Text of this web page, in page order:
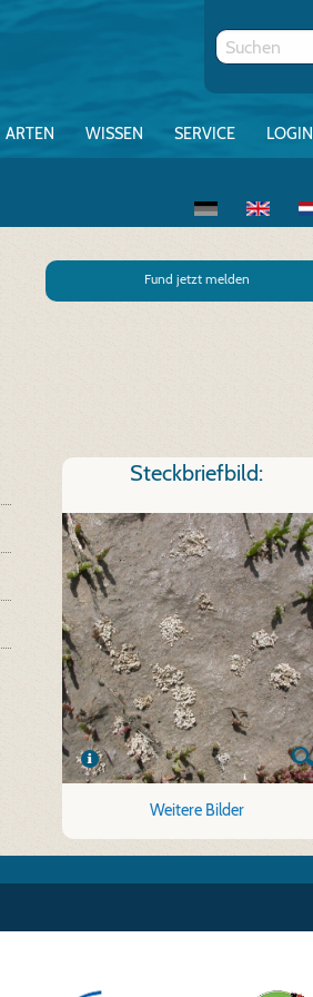
ARTEN WISSEN SERVICE LOGIN
Fund jetzt melden
Steckbriefbild:
Weitere Bilder